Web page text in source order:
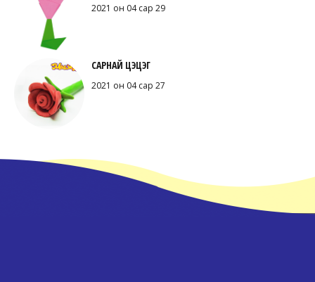
2021 он 04 сар 29
САРНАЙ ЦЭЦЭГ
2021 он 04 сар 27